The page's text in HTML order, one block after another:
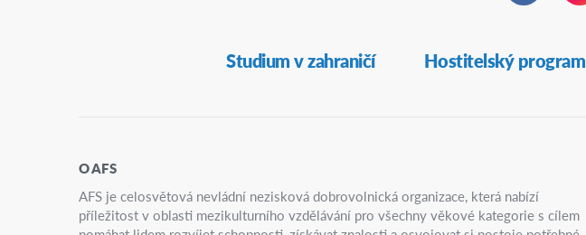
Studium v zahraničí Hostitelský program
O AFS
AFS je celosvětová nevládní nezisková dobrovolnická organizace, která nabízí
příležitost v oblasti mezikulturního vzdělávání pro všechny věkové kategorie s cílem